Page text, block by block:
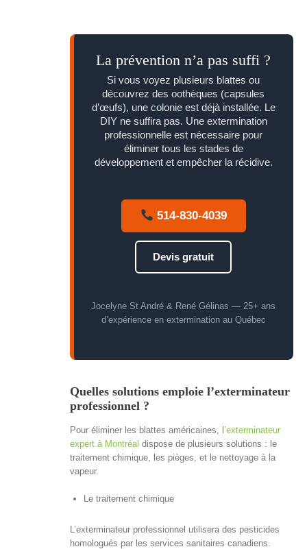
La prévention n’a pas suffi ?
Si vous voyez plusieurs blattes ou
découvrez des oothèques (capsules
d’œufs), une colonie est déjà installée. Le
DIY ne suffira pas. Une extermination
professionnelle est nécessaire pour
éliminer tous les stades de
développement et empêcher la récidive.
514-830-4039
Devis gratuit
Jocelyne St André & René Gélinas — 25+ ans
d’expérience en extermination au Québec
Quelles solutions emploie l’exterminateur
professionnel ?
Pour éliminer les blattes américaines, l ’exterminateur
expert à Montréal dispose de plusieurs solutions : le
traitement chimique, les pièges, et le nettoyage à la
vapeur.
Le traitement chimique
L’exterminateur professionnel utilisera des pesticides
homologués par les services sanitaires canadiens.